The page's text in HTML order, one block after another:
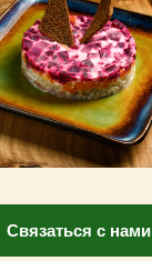
Связаться с нами